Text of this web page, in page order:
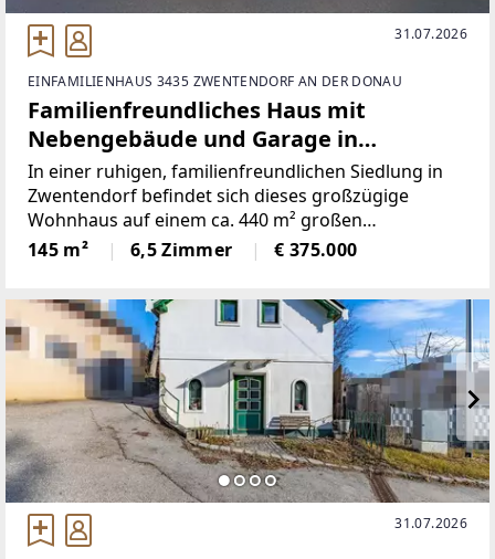
31.07.2026
EINFAMILIENHAUS 3435 ZWENTENDORF AN DER DONAU
Familienfreundliches Haus mit
Nebengebäude und Garage in
Zwentendorf!
In einer ruhigen, familienfreundlichen Siedlung in
Zwentendorf befindet sich dieses großzügige
Wohnhaus auf einem ca. 440 m² großen
Grundstück. Die Liegenschaft besticht durch eine
sonnige, geschützte Lage sowie Privatsphäre.
145 m² 6,5 Zimmer € 375.000
31.07.2026